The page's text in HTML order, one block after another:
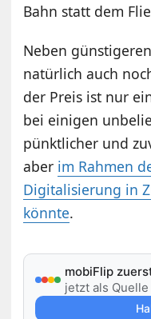
Bahn statt dem
Neben
natürlich auch
der Preis ist nur
bei einigen
pünktlicher und
aber im Rahmen
Digitalisierung in
könnte.
mobiFlip
jetzt als